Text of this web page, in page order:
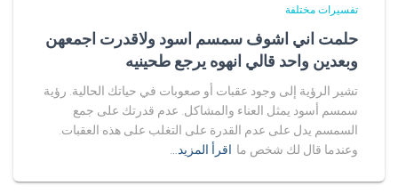
تفسيرات مختلفة
حلمت اني اشوف سمسم اسود ولاقدرت اجمعهن
وبعدين واحد قالي انهوه يرجع طحينيه
تشير الرؤية إلى وجود عقبات أو صعوبات في حياتك الحالية. رؤية
سمسم أسود يمثل العناء والمشاكل. عدم قدرتك على جمع
السمسم يدل على عدم القدرة على التغلب على هذه العقبات.
وعندما قال لك شخص ما اقرأ المزيد…